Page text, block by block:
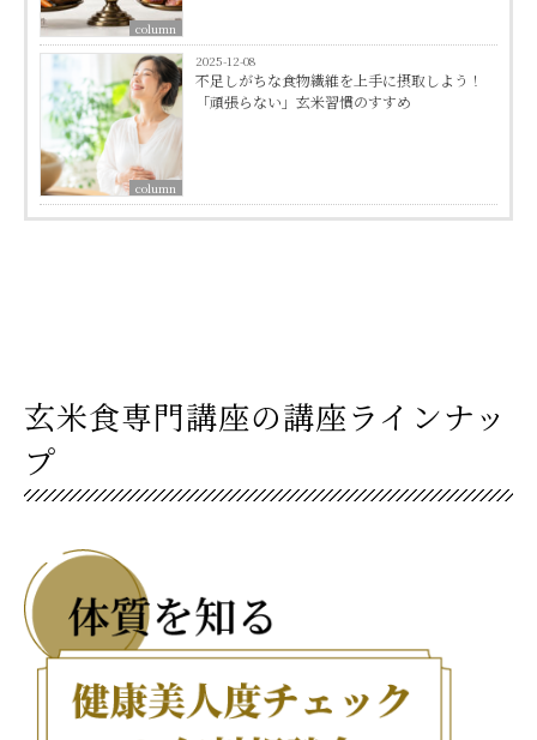
column
column
2025-12-08
不足しがちな食物繊維を上手に摂取しよう！
「頑張らない」玄米習慣のすすめ
玄米食専門講座の講座ラインナッ
プ